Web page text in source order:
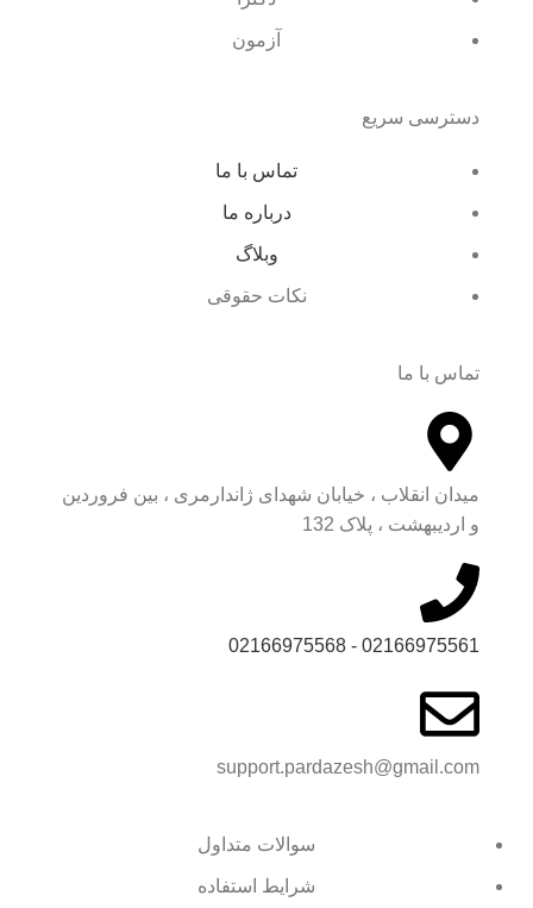
آزمون
دسترسی سریع
تماس با ما
درباره ما
وبلاگ
نکات حقوقی
تماس با ما
میدان انقلاب ، خیابان شهدای ژاندارمری ، بین فروردین
و اردیبهشت ، پلاک 132
02166975561 - 02166975568
support.pardazesh@gmail.com
سوالات متداول
شرایط استفاده